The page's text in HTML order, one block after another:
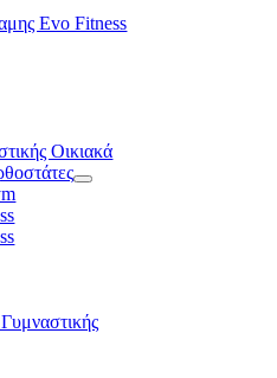
Evo Fitness
Οικιακά